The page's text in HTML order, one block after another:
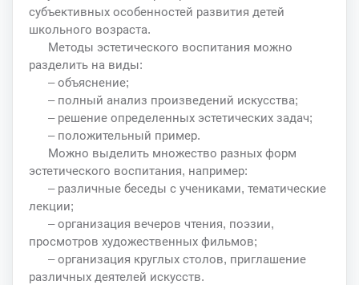
субъективных особенностей развития детей
школьного возраста.
Методы эстетического воспитания можно
разделить на виды:
– объяснение;
– полный анализ произведений искусства;
– решение определенных эстетических задач;
– положительный пример.
Можно выделить множество разных форм
эстетического воспитания, например:
– различные беседы с учениками, тематические
лекции;
– организация вечеров чтения, поэзии,
просмотров художественных фильмов;
– организация круглых столов, приглашение
различных деятелей искусств.